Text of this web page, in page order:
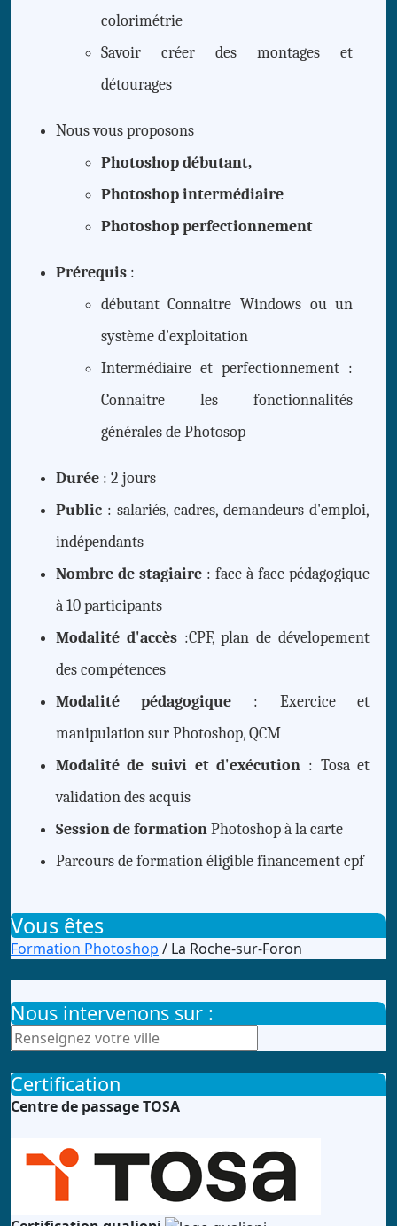
colorimétrie
Savoir créer des montages et
détourages
Nous vous proposons
Photoshop débutant,
Photoshop intermédiaire
Photoshop perfectionnement
Prérequis:
débutant Connaitre Windows ou un
système d'exploitation
Intermédiaire et perfectionnement :
Connaitre les fonctionnalités
générales de Photosop
Durée: 2 jours
Public: salariés, cadres, demandeurs d'emploi,
indépendants
Nombre de stagiaire: face à face pédagogique
à 10 participants
Modalité d'accès :CPF, plan de dévelopement
des compétences
Modalité pédagogique : Exercice et
manipulation sur Photoshop, QCM
Modalité de suivi et d'exécution : Tosa et
validation des acquis
Session de formationPhotoshop à la carte
Parcours de formation éligible financement cpf
Vous êtes
Formation Photoshop / La Roche-sur-Foron
Nous intervenons sur :
Certification
Centre de passage TOSA